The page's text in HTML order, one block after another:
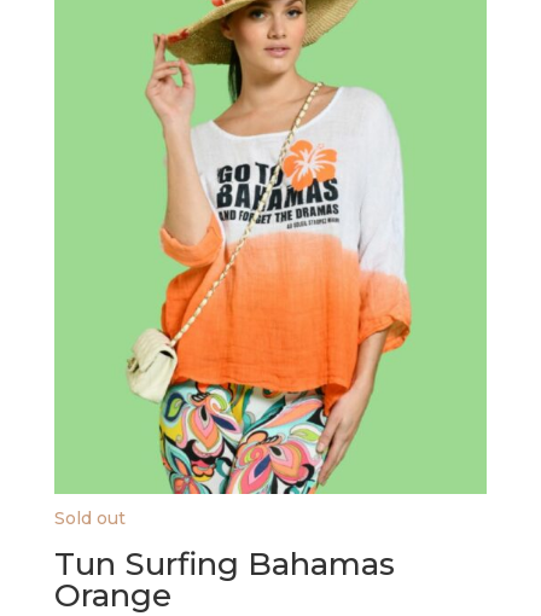
Sold out
Tun Surfing Bahamas
Orange